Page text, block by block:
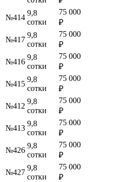
№414
9,8
сотки
75 000
₽
№417
9,8
сотки
75 000
₽
№416
9,8
сотки
75 000
₽
№415
9,8
сотки
75 000
₽
№412
9,8
сотки
75 000
₽
№413
9,8
сотки
75 000
₽
№426
9,8
сотки
75 000
₽
№427
9,8
сотки
75 000
₽